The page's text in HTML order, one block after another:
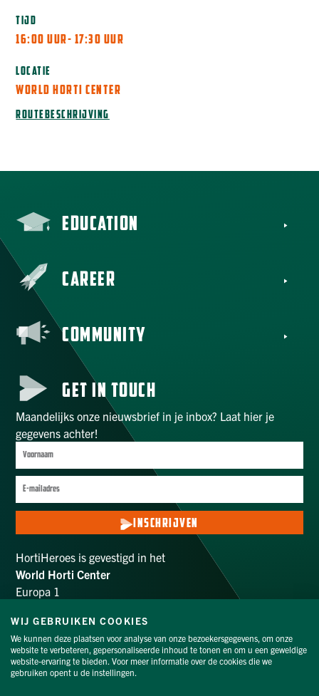
TIJD
16:00 UUR- 17:30 UUR
LOCATIE
WORLD HORTI CENTER
ROUTEBESCHRIJVING
EDUCATION
CAREER
COMMUNITY
GET IN TOUCH
Maandelijks onze nieuwsbrief in je inbox? Laat hier je
gegevens achter!
INSCHRIJVEN
HortiHeroes is gevestigd in het
World Horti Center
Europa 1
info@hortiheroes.com
VOLG ONS
WIJ GEBRUIKEN COOKIES
We kunnen deze plaatsen voor analyse van onze bezoekersgegevens, om onze
website te verbeteren, gepersonaliseerde inhoud te tonen en om u een geweldige
website-ervaring te bieden. Voor meer informatie over de cookies die we
gebruiken opent u de instellingen.